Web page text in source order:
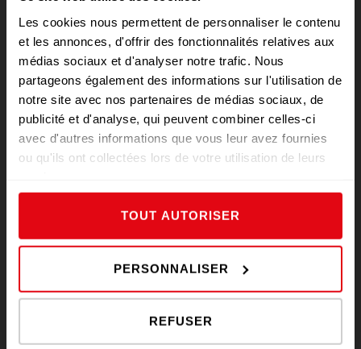
Les cookies nous permettent de personnaliser le contenu
et les annonces, d'offrir des fonctionnalités relatives aux
médias sociaux et d'analyser notre trafic. Nous
partageons également des informations sur l'utilisation de
notre site avec nos partenaires de médias sociaux, de
publicité et d'analyse, qui peuvent combiner celles-ci
avec d'autres informations que vous leur avez fournies
ou qu'ils ont collectées lors de votre utilisation de leurs
TOUT AUTORISER
PERSONNALISER
REFUSER
Qualité
Fraîcheur